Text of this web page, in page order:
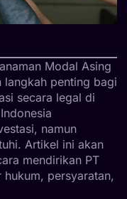
Modal Asing
langkah penting bagi
secara legal di
namun
Artikel ini akan
mendirikan PT
persyaratan,